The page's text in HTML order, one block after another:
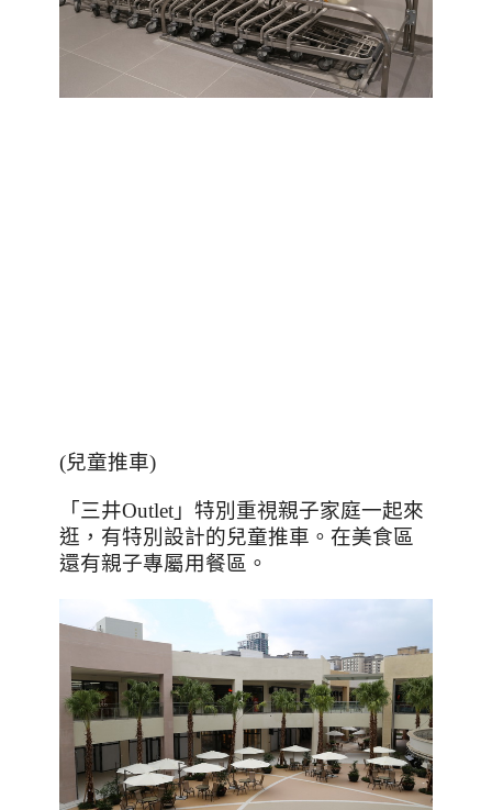
(兒童推車)
「三井Outlet 」特別重視親子家庭一起來
逛，有特別設計的兒童推車。在美食區
還有親子專屬用餐區。